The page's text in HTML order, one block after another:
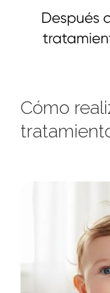
Cómo